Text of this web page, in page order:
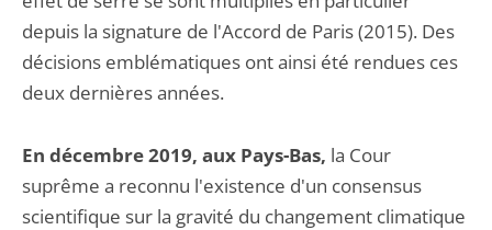
depuis la signature de l'Accord de Paris (2015). Des
décisions emblématiques ont ainsi été rendues ces
deux dernières années.
En décembre 2019, aux Pays-Bas, la Cour
suprême a reconnu l'existence d'un consensus
scientifique sur la gravité du changement climatique